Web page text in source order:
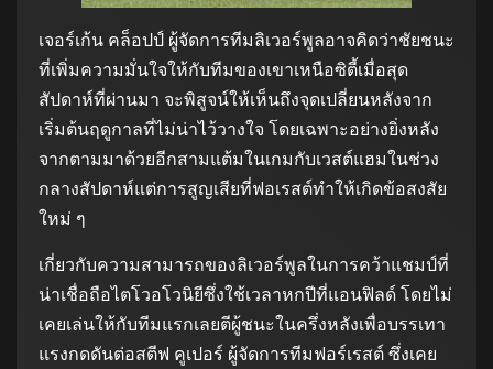
เจอร์เก้น คล็อปป์ ผู้จัดการทีมลิเวอร์พูลอาจคิดว่าชัยชนะ
ที่เพิ่มความมั่นใจให้กับทีมของเขาเหนือซิตี้เมื่อสุด
สัปดาห์ที่ผ่านมา จะพิสูจน์ให้เห็นถึงจุดเปลี่ยนหลังจาก
เริ่มต้นฤดูกาลที่ไม่น่าไว้วางใจ โดยเฉพาะอย่างยิ่งหลัง
จากตามมาด้วยอีกสามแต้มในเกมกับเวสต์แฮมในช่วง
กลางสัปดาห์แต่การสูญเสียที่ฟอเรสต์ทำให้เกิดข้อสงสัย
ใหม่ ๆ
เกี่ยวกับความสามารถของลิเวอร์พูลในการคว้าแชมป์ที่
น่าเชื่อถือไตโวอโวนิยีซึ่งใช้เวลาหกปีที่แอนฟิลด์ โดยไม่
เคยเล่นให้กับทีมแรกเลยตีผู้ชนะในครึ่งหลังเพื่อบรรเทา
แรงกดดันต่อสตีฟ คูเปอร์ ผู้จัดการทีมฟอร์เรสต์ ซึ่งเคย